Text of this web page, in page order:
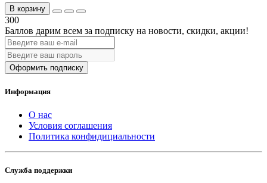
В корзину
300
Баллов дарим всем за подписку на новости, скидки, акции!
Оформить подписку
Информация
О нас
Условия соглашения
Политика конфидициальности
Служба поддержки